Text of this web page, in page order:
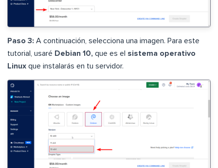
Paso 3: A continuación, selecciona una imagen. Para este
tutorial, usaré Debian 10, que es el sistema operativo
Linux que instalarás en tu servidor.